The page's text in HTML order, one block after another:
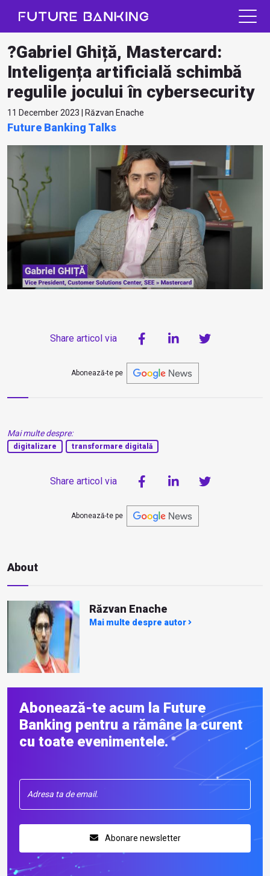
?Gabriel Ghiță, Mastercard:
Inteligența artificială schimbă
regulile jocului în cybersecurity
11 December 2023 | Răzvan Enache
Future Banking Talks
Share articol via
Abonează-te pe
Mai multe despre:
digitalizare transformare digitală
Share articol via
Abonează-te pe
About
Răzvan Enache
Mai multe despre autor
Abonează-te acum la Future
Banking pentru a rămâne la curent
cu toate evenimentele.
Abonare newsletter